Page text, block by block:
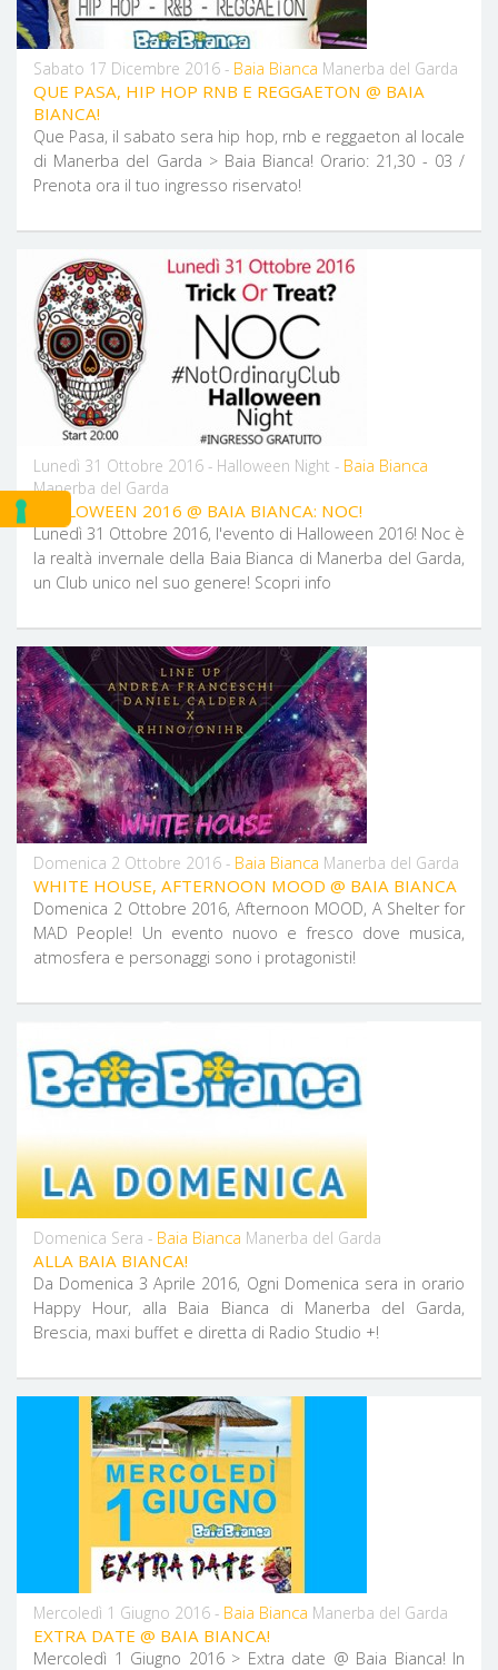
Sabato 17 Dicembre 2016 - Baia Bianca Manerba del Garda
QUE PASA, HIP HOP RNB E REGGAETON @ BAIA
BIANCA!
Que Pasa, il sabato sera hip hop, rnb e reggaeton al locale
di Manerba del Garda > Baia Bianca! Orario: 21,30 - 03 /
Prenota ora il tuo ingresso riservato!
Lunedì 31 Ottobre 2016 - Halloween Night - Baia Bianca
Manerba del Garda
HALLOWEEN 2016 @ BAIA BIANCA: NOC!
Lunedì 31 Ottobre 2016, l'evento di Halloween 2016! Noc è
la realtà invernale della Baia Bianca di Manerba del Garda,
un Club unico nel suo genere! Scopri info
Domenica 2 Ottobre 2016 - Baia Bianca Manerba del Garda
WHITE HOUSE, AFTERNOON MOOD @ BAIA BIANCA
Domenica 2 Ottobre 2016, Afternoon MOOD, A Shelter for
MAD People! Un evento nuovo e fresco dove musica,
atmosfera e personaggi sono i protagonisti!
Domenica Sera - Baia Bianca Manerba del Garda
ALLA BAIA BIANCA!
Da Domenica 3 Aprile 2016, Ogni Domenica sera in orario
Happy Hour, alla Baia Bianca di Manerba del Garda,
Brescia, maxi buffet e diretta di Radio Studio +!
Mercoledì 1 Giugno 2016 - Baia Bianca Manerba del Garda
EXTRA DATE @ BAIA BIANCA!
Mercoledì 1 Giugno 2016 > Extra date @ Baia Bianca! In